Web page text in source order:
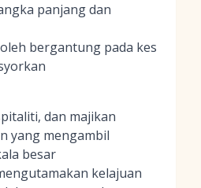
panjang dan
bergantung pada kes
dan majikan
yang mengambil
besar
kelajuan